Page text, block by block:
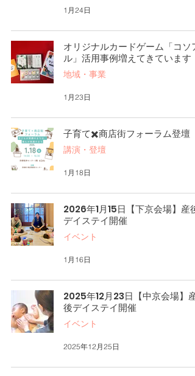
1月24日
オリジナルカードゲーム「コソア
ル」活用事例増えてきています！
地域・事業
1月23日
子育て✖️商店街フォーラム登壇
講演・登壇
1月18日
2026年1月15日【下京会場】産後
デイステイ開催
イベント
1月16日
2025年12月23日【中京会場】産
後デイステイ開催
イベント
2025年12月25日